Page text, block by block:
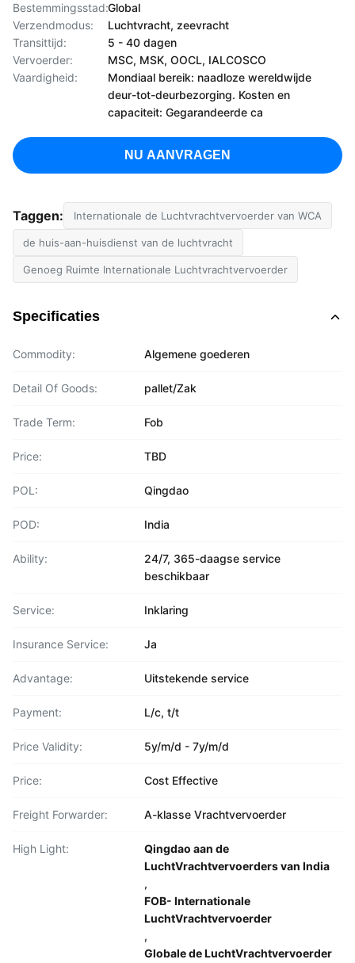
Bestemmingsstad:Global
Verzendmodus:
Luchtvracht, zeevracht
Transittijd:
5 - 40 dagen
Vervoerder:
MSC, MSK, OOCL, IALCOSCO
Vaardigheid:
Mondiaal bereik: naadloze wereldwijde
deur-tot-deurbezorging. Kosten en
capaciteit: Gegarandeerde ca
NU AANVRAGEN
Taggen: Internationale de Luchtvrachtvervoerder van WCA
de huis-aan-huisdienst van de luchtvracht
Genoeg Ruimte Internationale Luchtvrachtvervoerder
Specificaties
Commodity: Algemene goederen
Detail Of Goods: pallet/Zak
Trade Term: Fob
Price: TBD
POL: Qingdao
POD: India
Ability:
24/7, 365-daagse service
beschikbaar
Service: Inklaring
Insurance Service: Ja
Advantage: Uitstekende service
Payment: L/c, t/t
Price Validity: 5y/m/d - 7y/m/d
Price: Cost Effective
Freight Forwarder: A-klasse Vrachtvervoerder
High Light:
Qingdao aan de
LuchtVrachtvervoerders van India
,
FOB- Internationale
LuchtVrachtvervoerder
,
Globale de LuchtVrachtvervoerder